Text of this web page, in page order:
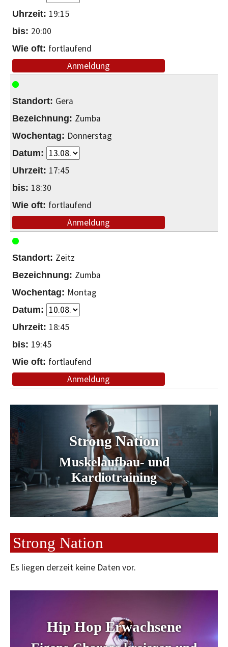
19:15
20:00
fortlaufend
Anmeldung
Gera
Zumba
Donnerstag
17:45
18:30
fortlaufend
Anmeldung
Zeitz
Zumba
Montag
18:45
19:45
fortlaufend
Anmeldung
Strong Nation
Muskelaufbau- und
Kardiotraining
Strong Nation
Es liegen derzeit keine Daten vor.
Hip Hop Erwachsene